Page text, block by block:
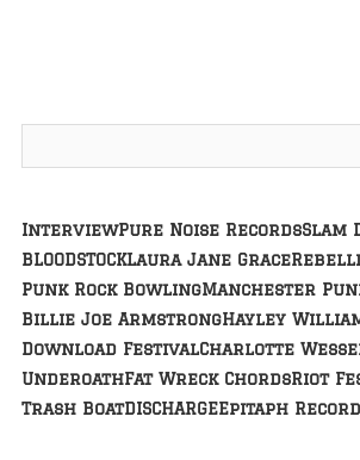
InterviewPure Noise RecordsSlam
BLOODSTOCKLaura Jane Grace
Punk Rock BowlingManchester
Billie Joe ArmstrongHayley
Download FestivalCharlotte
UnderoathFat Wreck ChordsRiot
Trash BoatDISCHARGEEpitaph